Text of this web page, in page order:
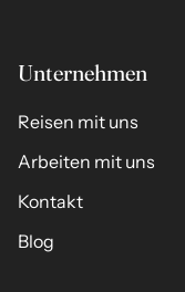
Unternehmen
Reisen mit uns
Arbeiten mit uns
Kontakt
Blog